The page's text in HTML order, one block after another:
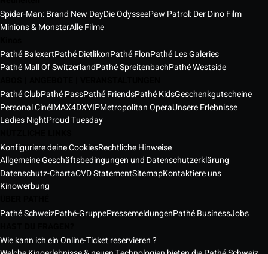
Spider-Man: Brand New DayDie OdysseePaw Patrol: Der Dino Film
Minions & MonsterAlle Filme
Pathé BalexertPathé DietlikonPathé FlonPathé Les Galeries
Pathé Mall Of SwitzerlandPathé SpreitenbachPathé Westside
Pathé ClubPathé PassPathé FriendsPathé KidsGeschenkgutscheine
Personal CinéIMAX4DXVIPMetropolitan OperaUnsere Erlebnisse
Ladies NightProud Tuesday
Konfiguriere deine CookiesRechtliche Hinweise
Allgemeine Geschäftsbedingungen und Datenschutzerklärung
Datenschutz-ChartaCVD StatementSitemapKontaktiere uns
Kinowerbung
Pathé SchweizPathé-GruppePressemeldungenPathé BusinessJobs
Wie kann ich ein Online-Ticket reservieren ?